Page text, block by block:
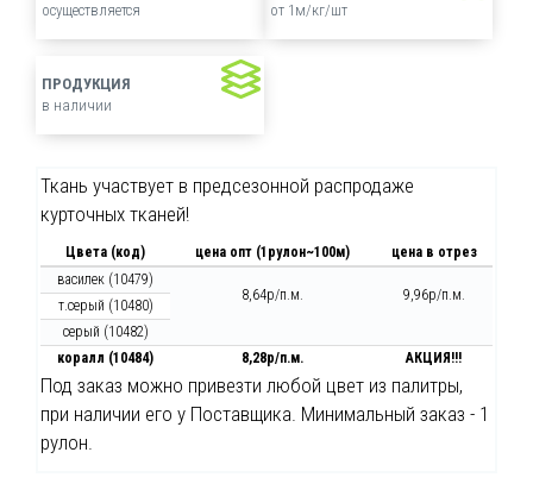
осуществляется
от 1м/кг/шт
ПРОДУКЦИЯ
в наличии
Ткань участвует в предсезонной распродаже
курточных тканей!
Цвета (код) цена опт (1рулон~100м)
цена в отрез
василек (10479)
8,64р/п.м.
9,96р/п.м.
т.серый (10480)
серый (10482)
коралл (10484)
8,28р/п.м. АКЦИЯ!!!
Под заказ можно привезти любой цвет из палитры,
при наличии его у Поставщика. Минимальный заказ - 1
рулон.